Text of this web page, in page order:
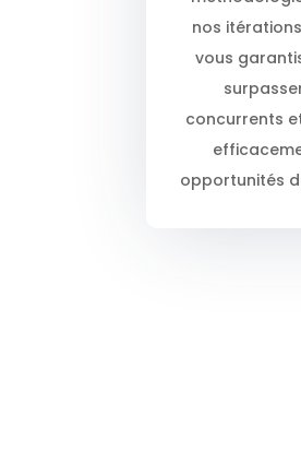
nos
vous
concurrents
opportunités